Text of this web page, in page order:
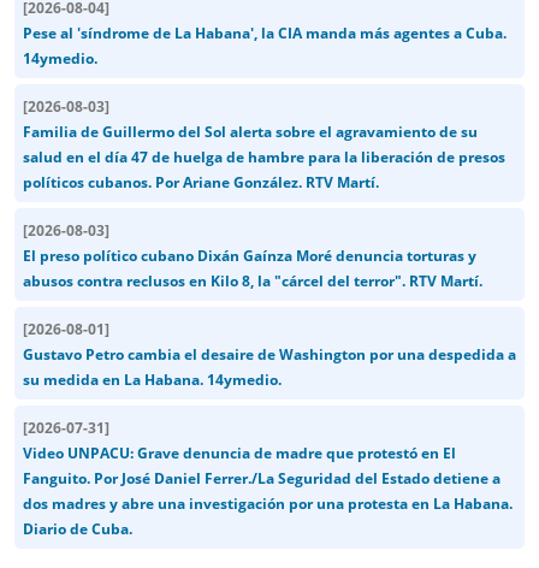
[2026-08-04]
Pese al 'síndrome de La Habana', la CIA manda más agentes a Cuba.
14ymedio.
[2026-08-03]
Familia de Guillermo del Sol alerta sobre el agravamiento de su
salud en el día 47 de huelga de hambre para la liberación de presos
políticos cubanos. Por Ariane González. RTV Martí.
[2026-08-03]
El preso político cubano Dixán Gaínza Moré denuncia torturas y
abusos contra reclusos en Kilo 8, la "cárcel del terror". RTV Martí.
[2026-08-01]
Gustavo Petro cambia el desaire de Washington por una despedida a
su medida en La Habana. 14ymedio.
[2026-07-31]
Video UNPACU: Grave denuncia de madre que protestó en El
Fanguito. Por José Daniel Ferrer./La Seguridad del Estado detiene a
dos madres y abre una investigación por una protesta en La Habana.
Diario de Cuba.